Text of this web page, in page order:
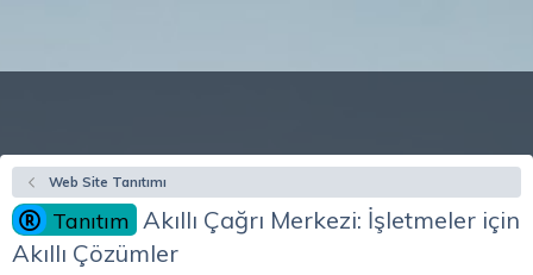
Web Site Tanıtımı
Tanıtım Akıllı Çağrı Merkezi: İşletmeler için
Akıllı Çözümler